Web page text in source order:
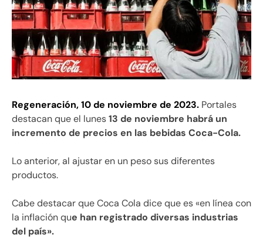
Regeneración, 10 de noviembre de 2023. Portales
destacan que el lunes13 de noviembre habrá un
incremento de precios en las bebidas Coca-Cola.
Lo anterior, al ajustar en un peso sus diferentes
productos.
Cabe destacar que Coca Cola dice que es «en línea con
la inflación que han registrado diversas industrias
del país».